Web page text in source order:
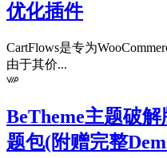
优化插件
CartFlows是专为
由于其价...
BeTheme主题破
题包(附赠完整